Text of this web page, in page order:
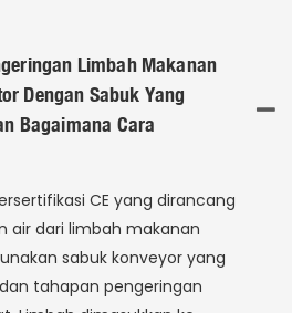
Limbah Makanan
Dengan Sabuk Yang
Bagaimana Cara
CE yang dirancang
air dari limbah makanan
sabuk konveyor yang
tahapan pengeringan